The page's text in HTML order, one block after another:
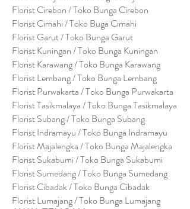
Florist Cirebon / Toko Bunga Cirebon
Florist Cimahi / Toko Buga Cimahi
Florist Garut / Toko Bunga Garut
Florist Kuningan / Toko Bunga Kuningan
Florist Karawang / Toko Bunga Karawang
Florist Lembang / Toko Bunga Lembang
Florist Purwakarta / Toko Bunga Purwakarta
Florist Tasikmalaya / Toko Bunga Tasikmalaya
Florist Subang / Toko Bunga Subang
Florist Indramayu / Toko Bunga Indramayu
Florist Majalengka / Toko Bunga Majalengka
Florist Sukabumi / Toko Bunga Sukabumi
Florist Sumedang / Toko Bunga Sumedang
Florist Cibadak / Toko Bunga Cibadak
Florist Lumajang / Toko Bunga Lumajang